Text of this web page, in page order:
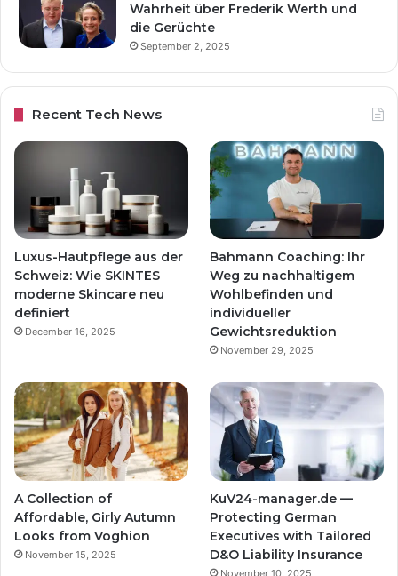
Wahrheit über Frederik Werth und
die Gerüchte
September 2, 2025
Recent Tech News
Luxus-Hautpflege aus der
Schweiz: Wie SKINTES
moderne Skincare neu
definiert
December 16, 2025
Bahmann Coaching: Ihr
Weg zu nachhaltigem
Wohlbefinden und
individueller
Gewichtsreduktion
November 29, 2025
A Collection of
Affordable, Girly Autumn
Looks from Voghion
November 15, 2025
KuV24-manager.de —
Protecting German
Executives with Tailored
D&O Liability Insurance
November 10, 2025